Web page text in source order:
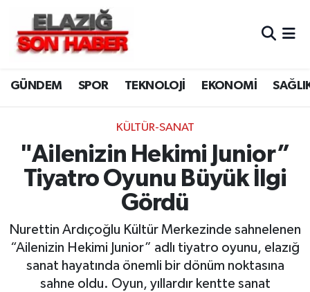
GÜNDEM SPOR TEKNOLOJİ EKONOMİ
KÜLTÜR-SANAT
"Ailenizin Hekimi Junior”
Tiyatro Oyunu Büyük İlgi
Gördü
Nurettin Ardıçoğlu Kültür Merkezinde sahnelenen
“Ailenizin Hekimi Junior” adlı tiyatro oyunu, elazığ
sanat hayatında önemli bir dönüm noktasına
sahne oldu. Oyun, yıllardır kentte sanat
CANLI YAYIN
ASAYİŞ
BİLİM VE TEKNOLOJİ
DÜNYA
EĞİTİM
EKONOMİ
ELAZIĞ
Merkez Hava Durumu
Merkez Trafik Yoğunluk Haritası
Süper Lig Puan Durumu ve Fikstür
Tüm Manşetler
Son Dakika Haberleri
Haber Arşivi